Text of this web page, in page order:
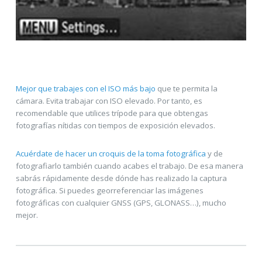
Mejor que trabajes con el ISO más bajo que te permita la
cámara. Evita trabajar con ISO elevado. Por tanto, es
recomendable que utilices trípode para que obtengas
fotografías nítidas con tiempos de exposición elevados.
Acuérdate de hacer un croquis de la toma fotográfica y de
fotografiarlo también cuando acabes el trabajo. De esa manera
sabrás rápidamente desde dónde has realizado la captura
fotográfica. Si puedes georreferenciar las imágenes
fotográficas con cualquier GNSS (GPS, GLONASS…), mucho
mejor.